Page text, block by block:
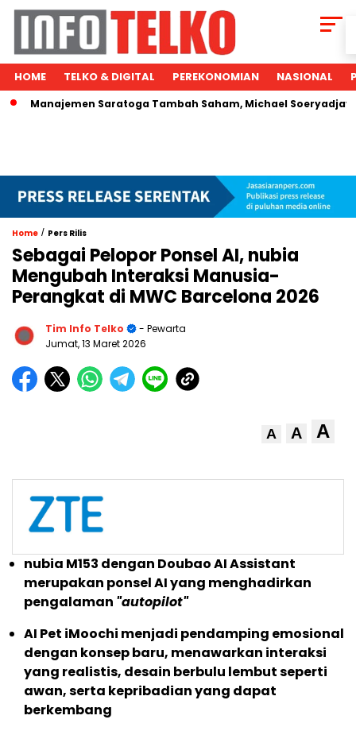
HOME TELKO & DIGITAL PEREKONOMIAN NASIONAL
Saratoga Tambah Saham, Michael Soeryadjaya
Home / Pers Rilis
Sebagai Pelopor Ponsel AI, nubia
Mengubah Interaksi Manusia-
Perangkat di MWC Barcelona 2026
Tim Info Telko
- Pewarta
Jumat, 13 Maret 2026
A A A
nubia M153 dengan Doubao AI Assistant
merupakan ponsel AI yang menghadirkan
pengalaman "autopilot"
AI Pet iMoochi menjadi pendamping emosional
dengan konsep baru, menawarkan interaksi
yang realistis, desain berbulu lembut seperti
awan, serta kepribadian yang dapat
berkembang